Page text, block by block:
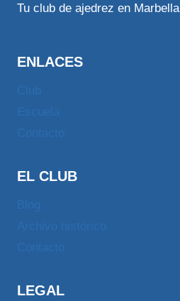
Tu club de ajedrez en Marbella
ENLACES
EL CLUB
LEGAL